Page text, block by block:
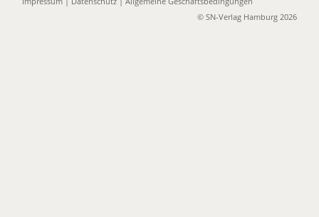
© SN-Verlag Hamburg 2026